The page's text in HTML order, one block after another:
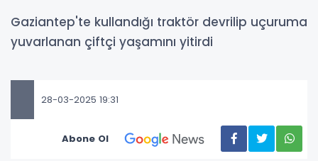
Gaziantep'te kullandığı traktör devrilip uçuruma
yuvarlanan çiftçi yaşamını yitirdi
28-03-2025 19:31
Abone Ol